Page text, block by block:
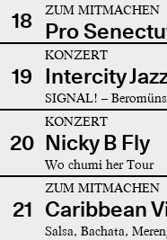
18 ZUM MITMACHEN
Pro
19
KONZERT
Intercity
SIGNAL! –
20
KONZERT
Nicky B Fly
Wo chumi her Tour
21
ZUM MITMACHEN
Caribbean
Salsa, Bachata,